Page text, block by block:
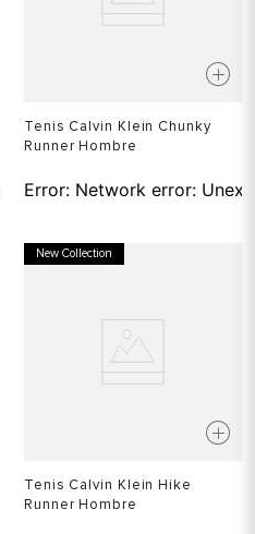
token T in JSON at
Tenis Calvin Klein Chunky
Runner Hombre
Error: Network error:
New Collection
Tenis Calvin Klein Hike
Runner Hombre